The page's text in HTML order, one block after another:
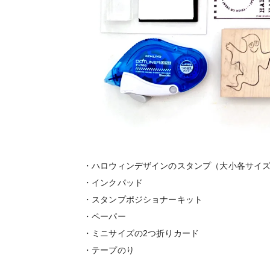
・ハロウィンデザインのスタンプ（大小各サイ
・インクパッド
・スタンプポジショナーキット
・ペーパー
・ミニサイズの2つ折りカード
・テープのり